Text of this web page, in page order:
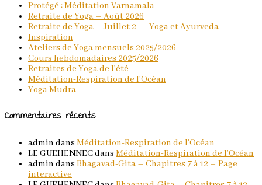
Protégé : Méditation Varnamala
Retraite de Yoga – Août 2026
Retraite de Yoga – Juillet 2- – Yoga et Ayurveda
Inspiration
Ateliers de Yoga mensuels 2025/2026
Cours hebdomadaires 2025/2026
Retraites de Yoga de l’été
Méditation-Respiration de l’Océan
Yoga Mudra
Commentaires récents
admin dans Méditation-Respiration de l’Océan
LE GUEHENNECdans Méditation-Respiration de l’Océan
admin dans Bhagavad-Gita – Chapitres 7 à 12 – Page
interactive